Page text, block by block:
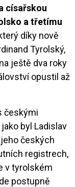
císařskou
a třetímu
díky nově
Tyrolský,
ještě dva roky
opustil až
českými
byl Ladislav
českých
registrech,
v tyrolském
postupně